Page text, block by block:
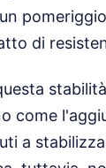
di
come
a